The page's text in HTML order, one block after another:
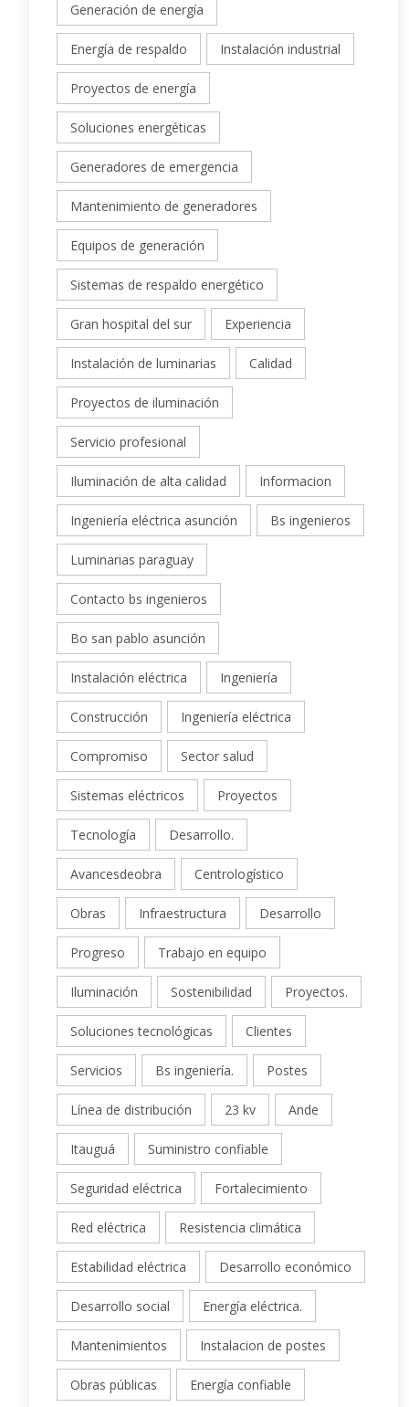
Generación de energía
Energía de respaldo Instalación industrial
Proyectos de energía
Soluciones energéticas
Generadores de emergencia
Mantenimiento de generadores
Equipos de generación
Sistemas de respaldo energético
Gran hospital del sur Experiencia
Instalación de luminarias Calidad
Proyectos de iluminación
Servicio profesional
Iluminación de alta calidad Informacion
Ingeniería eléctrica asunción Bs ingenieros
Luminarias paraguay
Contacto bs ingenieros
Bo san pablo asunción
Instalación eléctrica Ingeniería
Construcción Ingeniería eléctrica
Compromiso Sector salud
Sistemas eléctricos Proyectos
Tecnología Desarrollo.
Avancesdeobra Centrologístico
Obras Infraestructura Desarrollo
Progreso Trabajo en equipo
Iluminación Sostenibilidad Proyectos.
Soluciones tecnológicas Clientes
Servicios Bs ingeniería. Postes
Línea de distribución 23 kv Ande
Itauguá Suministro confiable
Seguridad eléctrica Fortalecimiento
Red eléctrica Resistencia climática
Estabilidad eléctrica Desarrollo económico
Desarrollo social Energía eléctrica.
Mantenimientos Instalacion de postes
Obras públicas Energía confiable